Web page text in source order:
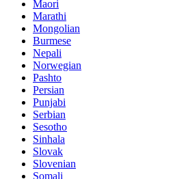
Maori
Marathi
Mongolian
Burmese
Nepali
Norwegian
Pashto
Persian
Punjabi
Serbian
Sesotho
Sinhala
Slovak
Slovenian
Somali